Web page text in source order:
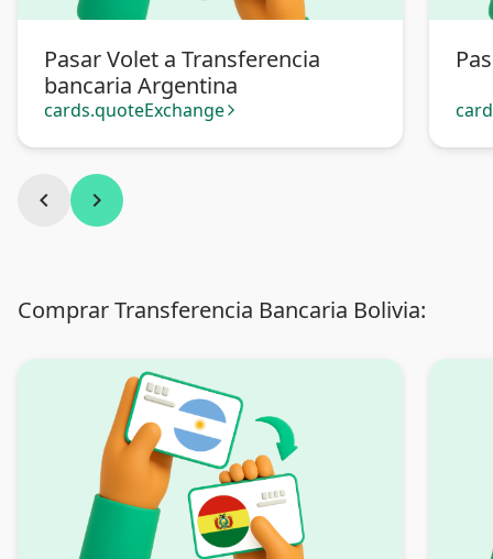
Pasar Volet a Transferencia
bancaria Argentina
cards.quoteExchange arrow_forward_ios
chevron_left chevron_right
Comprar Transferencia Bancaria Bolivia: